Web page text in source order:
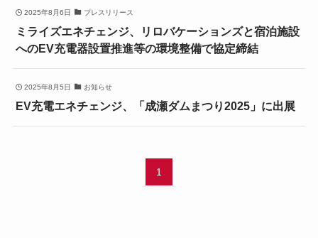
2025年8月6日 プレスリリース
ミライズエネチェンジ、リロバケーションズと宿泊施設
へのEV充電器設置推進等の環境整備で協定締結
2025年8月5日 お知らせ
EV充電エネチェンジ、「成瀬ダムまつり2025」に出展
1